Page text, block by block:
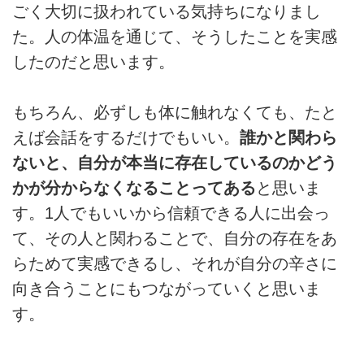
ごく大切に扱われている気持ちになりまし
た。人の体温を通じて、そうしたことを実感
したのだと思います。
もちろん、必ずしも体に触れなくても、たと
えば会話をするだけでもいい。 誰かと関わら
ないと、自分が本当に存在しているのかどう
かが分からなくなることってある と思いま
す。1人でもいいから信頼できる人に出会っ
て、その人と関わることで、自分の存在をあ
らためて実感できるし、それが自分の辛さに
向き合うことにもつながっていくと思いま
す。